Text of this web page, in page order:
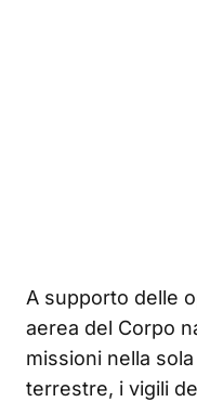
A supporto delle
aerea del Corpo
missioni nella
terrestre, i vigili